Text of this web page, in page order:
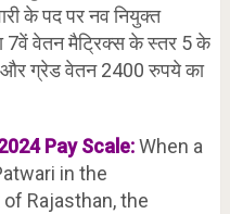
के पद पर नव नियुक्त
7वें वेतन मैट्रिक्स के स्तर 5 के
ग्रेड वेतन 2400 रुपये का
Pay Scale:When a
in the
Rajasthan, the